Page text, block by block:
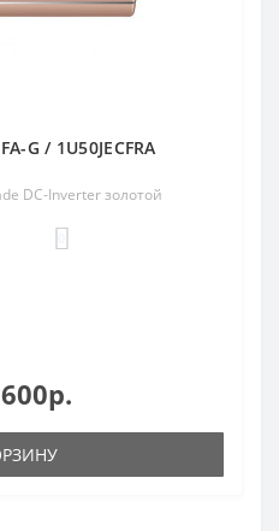
G / 1U50JECFRA
DC-Inverter золотой